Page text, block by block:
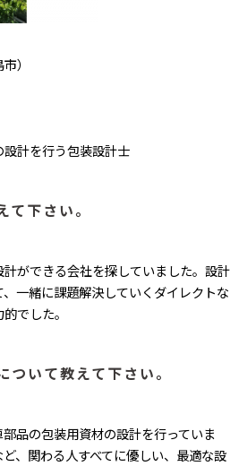
）
計を行う包装設計士
下さい。
ができる会社を探していました。設計
一緒に課題解決していくダイレクトな
でした。
いて教えて下さい。
品の包装用資材の設計を行っていま
、関わる人すべてに優しい、最適な設